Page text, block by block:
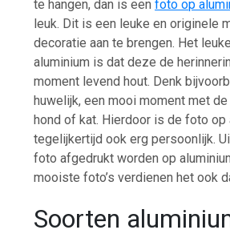
te hangen, dan is eenfoto op
leuk. Dit is een leuke en originele
decoratie aan te brengen. Het
aluminium is dat deze de
moment levend hout. Denk
huwelijk, een mooi moment met
hond of kat. Hierdoor is de foto op
tegelijkertijd ook erg persoonlijk.
foto afgedrukt worden op
mooiste foto’s verdienen het ook
Soorten